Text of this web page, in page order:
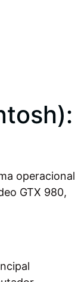
operacional
GTX 980,